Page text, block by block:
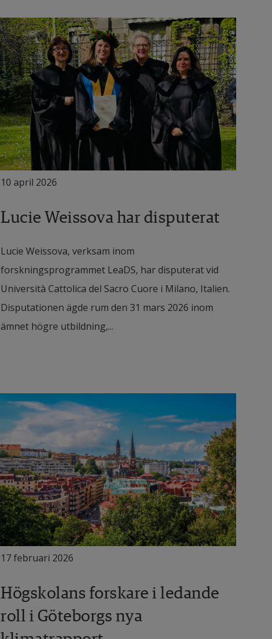
10 april 2026
Lucie Weissova har disputerat
Lucie Weissova, verksam inom
forskningsprogrammet LeaDS, har disputerat vid
Università Cattolica del Sacro Cuore i Milano, Italien.
Disputationen ägde rum den 31 mars 2026 inom
ämnet högre utbildning,...
17 februari 2026
Högskolans forskare i ledande
roll i Göteborgs nya